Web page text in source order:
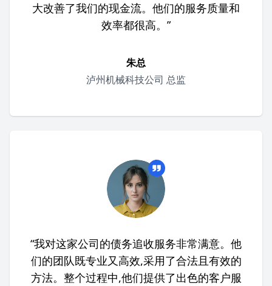
大改善了我们的现金流。他们的服务质量和
效率都很高。”
朱总
泸州机械科技公司 总监
“我对这家公司的债务追收服务非常满意。他
们的团队既专业又高效,采用了合法且有效的
方法。整个过程中,他们提供了出色的客户服